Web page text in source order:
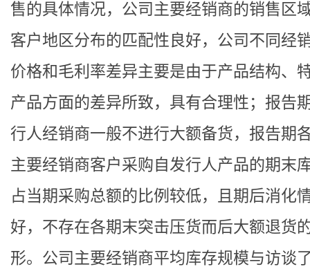
售的具体情况，公司主要经销商的销售区
客户地区分布的匹配性良好，公司不同经
价格和毛利率差异主要是由于产品结构、
产品方面的差异所致，具有合理性；报告
行人经销商一般不进行大额备货，报告期
主要经销商客户采购自发行人产品的期末
占当期采购总额的比例较低，且期后消化
好，不存在各期末突击压货而后大额退货
形。公司主要经销商平均库存规模与访谈